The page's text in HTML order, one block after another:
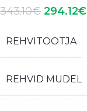
343.10€ 294.12€
REHVITOOTJA
REHVID MUDEL